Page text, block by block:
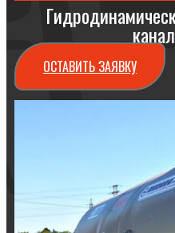
ОСТАВИТЬ ЗАЯВКУ